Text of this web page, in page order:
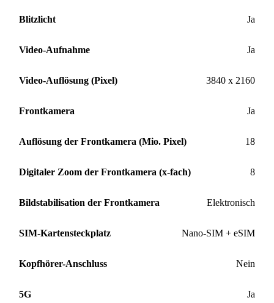
Blitzlicht Ja
Video-Aufnahme Ja
Video-Auflösung (Pixel) 3840 x 2160
Frontkamera Ja
Auflösung der Frontkamera (Mio. Pixel) 18
Digitaler Zoom der Frontkamera (x-fach) 8
Bildstabilisation der Frontkamera Elektronisch
SIM-Kartensteckplatz Nano-SIM + eSIM
Kopfhörer-Anschluss Nein
5G Ja